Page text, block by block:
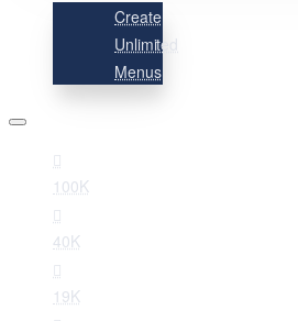
Create
Unlimited
Menus
100K
40K
19K